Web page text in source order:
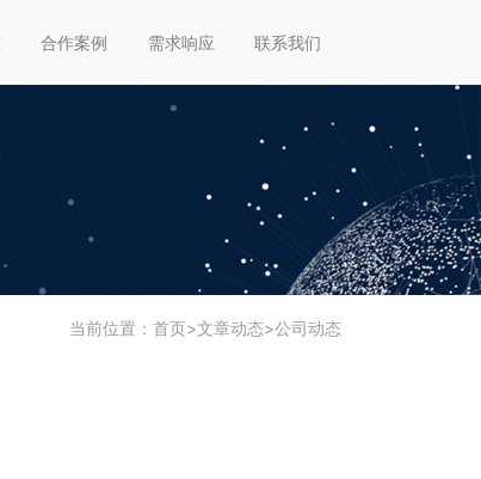
合作案例 需求响应 联系我们
当前位置： 首页>文章动态>公司动态